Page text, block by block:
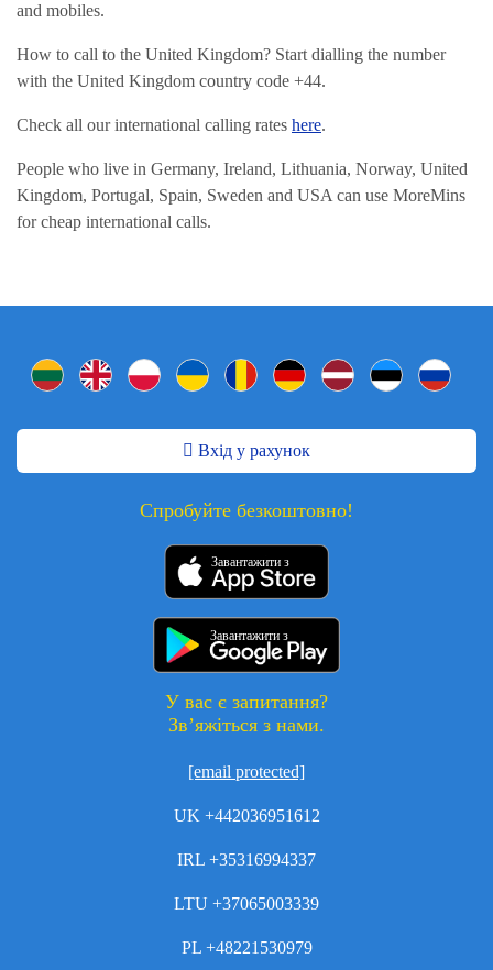
and mobiles.
How to call to the United Kingdom? Start dialling the number
with the United Kingdom country code +44.
Check all our international calling rates here.
People who live in Germany, Ireland, Lithuania, Norway, United
Kingdom, Portugal, Spain, Sweden and USA can use MoreMins
for cheap international calls.
Вхід у рахунок
Спробуйте безкоштовно!
Завантажити з
Завантажити з
У вас є запитання?
Зв’яжіться з нами.
[email protected]
UK +442036951612
IRL +35316994337
LTU +37065003339
PL +48221530979